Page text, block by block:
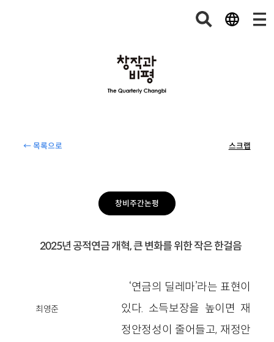
← 목록으로 스크랩
창비주간논평
2025년 공적연금 개혁, 큰 변화를 위한 작은 한걸음
최영준
‘연금의 딜레마’라는 표현이
있다. 소득보장을 높이면 재
정안정성이 줄어들고, 재정안